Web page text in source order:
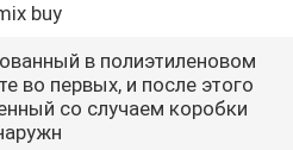
buy
в полиэтиленовом
во первых, и после этого
со случаем коробки